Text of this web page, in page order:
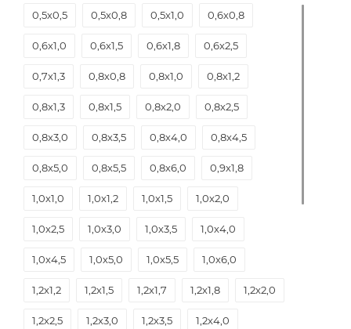
0,5х0,5
0,5х0,8 0,5х1,0 0,6х0,8
0,6х1,0 0,6х1,5 0,6х1,8 0,6х2,5
0,7х1,3 0,8х0,8 0,8х1,0 0,8х1,2
0,8х1,3 0,8х1,5 0,8х2,0 0,8х2,5
0,8х3,0 0,8х3,5 0,8х4,0 0,8х4,5
0,8х5,0 0,8х5,5 0,8х6,0 0,9х1,8
1,0х1,0 1,0х1,2 1,0х1,5 1,0х2,0
1,0х2,5 1,0х3,0 1,0х3,5 1,0х4,0
1,0х4,5 1,0х5,0 1,0х5,5 1,0х6,0
1,2х1,2 1,2х1,5 1,2х1,7 1,2х1,8 1,2х2,0
1,2х2,5 1,2х3,0 1,2х3,5 1,2х4,0